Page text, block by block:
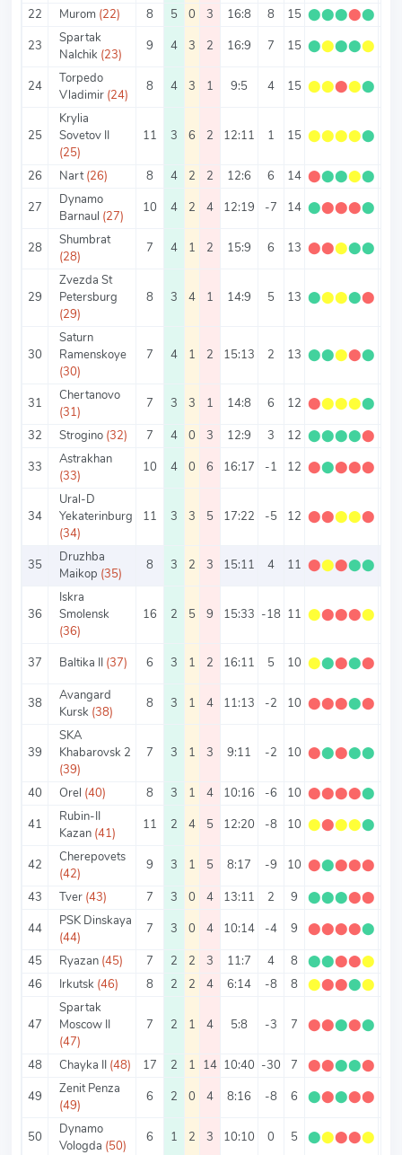
22
Murom (22) 8 5 0 3 16:8 8 15 ⬤⬤⬤⬤⬤
23
Spartak
Nalchik (23)
9 4 3 2 16:9 7 15 ⬤⬤⬤⬤⬤
24
Torpedo
Vladimir (24)
8 4 3 1 9:5 4 15 ⬤⬤⬤⬤⬤
25
Krylia
Sovetov II
(25)
11 3 6 2 12:11 1 15 ⬤⬤⬤⬤⬤
26 Nart (26) 8 4 2 2 12:6 6 14 ⬤⬤⬤⬤⬤
27
Dynamo
Barnaul (27)
10 4 2 4 12:19 -7 14 ⬤⬤⬤⬤⬤
28
Shumbrat
(28)
7 4 1 2 15:9 6 13 ⬤⬤⬤⬤⬤
29
Zvezda St
Petersburg
(29)
8 3 4 1 14:9 5 13 ⬤⬤⬤⬤⬤
30
Saturn
Ramenskoye
(30)
7 4 1 2 15:13 2 13 ⬤⬤⬤⬤⬤
31
Chertanovo
(31)
7 3 3 1 14:8 6 12 ⬤⬤⬤⬤⬤
32
Strogino (32) 7 4 0 3 12:9 3 12 ⬤⬤⬤⬤⬤
33
Astrakhan
(33)
10 4 0 6 16:17 -1 12 ⬤⬤⬤⬤⬤
34
Ural-D
Yekaterinburg
(34)
11 3 3 5 17:22 -5 12 ⬤⬤⬤⬤⬤
35
Druzhba
Maikop (35)
8 3 2 3 15:11 4 11 ⬤⬤⬤⬤⬤
36
Iskra
Smolensk
(36)
16 2 5 9 15:33 -18 11 ⬤⬤⬤⬤⬤
37 Baltika II (37) 6 3 1 2 16:11 5 10 ⬤⬤⬤⬤⬤
38
Avangard
Kursk (38)
8 3 1 4 11:13 -2 10 ⬤⬤⬤⬤⬤
39
SKA
Khabarovsk 2
(39)
7 3 1 3 9:11 -2 10 ⬤⬤⬤⬤⬤
40 Orel (40) 8 3 1 4 10:16 -6 10 ⬤⬤⬤⬤⬤
41
Rubin-II
Kazan (41)
11 2 4 5 12:20 -8 10 ⬤⬤⬤⬤⬤
42
Cherepovets
(42)
9 3 1 5 8:17 -9 10 ⬤⬤⬤⬤⬤
43
Tver (43) 7 3 0 4 13:11 2 9 ⬤⬤⬤⬤⬤
44
PSK Dinskaya
(44)
7 3 0 4 10:14 -4 9 ⬤⬤⬤⬤⬤
45
Ryazan (45) 7 2 2 3 11:7 4 8 ⬤⬤⬤⬤⬤
46
Irkutsk (46) 8 2 2 4 6:14 -8 8 ⬤⬤⬤⬤⬤
47
Spartak
Moscow II
(47)
7 2 1 4 5:8 -3 7 ⬤⬤⬤⬤⬤
48 Chayka II (48) 17 2 1 14 10:40 -30 7 ⬤⬤⬤⬤⬤
49
Zenit Penza
(49)
6 2 0 4 8:16 -8 6 ⬤⬤⬤⬤⬤
50
Dynamo
Vologda (50)
6 1 2 3 10:10 0 5 ⬤⬤⬤⬤⬤